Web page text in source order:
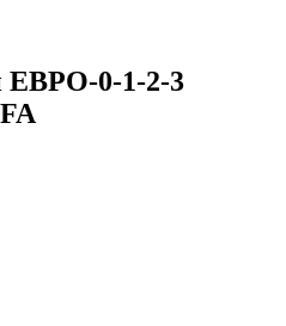
ЕВРО-0-1-2-3